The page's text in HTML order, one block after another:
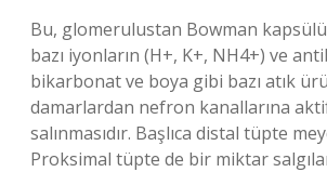
Bu, glomerulustan Bowman
bazı iyonların (H+, K+, NH4+) ve
bikarbonat ve boya gibi bazı atık
damarlardan nefron kanallarına
salınmasıdır. Başlıca distal tüpte
Proksimal tüpte de bir miktar